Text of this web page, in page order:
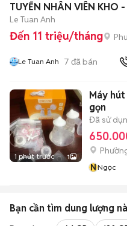
TUYỂN NHÂN VIÊN KHO
Le Tuan Anh
Đến 11 triệu/tháng
Le Tuan Anh 7 đã bán
1 phút trước 1
Máy
gọn
Đã sử
NNgọc
Bạn cần tìm dung lượng